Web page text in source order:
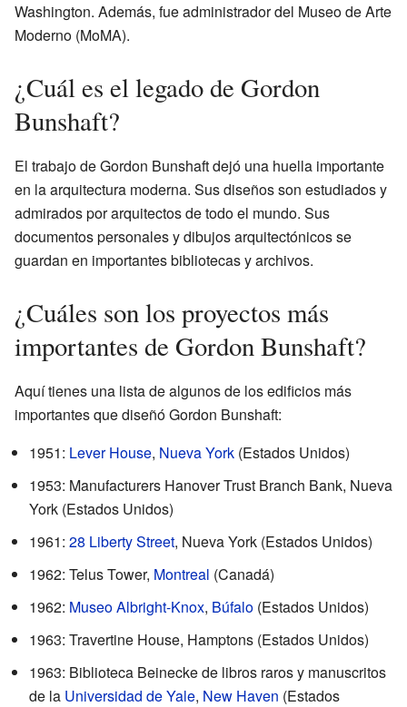
Washington. Además, fue administrador del Museo de Arte
Moderno (MoMA).
¿Cuál es el legado de Gordon
Bunshaft?
El trabajo de Gordon Bunshaft dejó una huella importante
en la arquitectura moderna. Sus diseños son estudiados y
admirados por arquitectos de todo el mundo. Sus
documentos personales y dibujos arquitectónicos se
guardan en importantes bibliotecas y archivos.
¿Cuáles son los proyectos más
importantes de Gordon Bunshaft?
Aquí tienes una lista de algunos de los edificios más
importantes que diseñó Gordon Bunshaft:
1951: Lever House, Nueva York (Estados Unidos)
1953: Manufacturers Hanover Trust Branch Bank, Nueva
York (Estados Unidos)
1961: 28 Liberty Street, Nueva York (Estados Unidos)
1962: Telus Tower, Montreal (Canadá)
1962: Museo Albright-Knox, Búfalo (Estados Unidos)
1963: Travertine House, Hamptons (Estados Unidos)
1963: Biblioteca Beinecke de libros raros y manuscritos
de la Universidad de Yale, New Haven (Estados